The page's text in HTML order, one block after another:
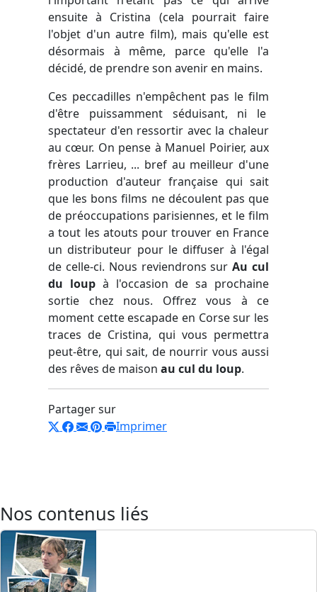
ensuite à Cristina (cela pourrait faire
l'objet d'un autre film), mais qu'elle est
désormais à même, parce qu'elle l'a
décidé, de prendre son avenir en mains.
Ces peccadilles n'empêchent pas le film
d'être puissamment séduisant, ni le
spectateur d'en ressortir avec la chaleur
au cœur. On pense à Manuel Poirier, aux
frères Larrieu, ... bref au meilleur d'une
production d'auteur française qui sait
que les bons films ne découlent pas que
de préoccupations parisiennes, et le film
a tout les atouts pour trouver en France
un distributeur pour le diffuser à l'égal
de celle-ci. Nous reviendrons surAu cul
du loupà l'occasion de sa prochaine
sortie chez nous. Offrez vous à ce
moment cette escapade en Corse sur les
traces de Cristina, qui vous permettra
peut-être, qui sait, de nourrir vous aussi
des rêves de maison au cul du loup.
Partager sur
Imprimer
Nos contenus liés